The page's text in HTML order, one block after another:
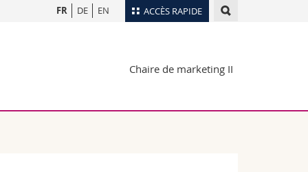
ACCÈS RAPIDE
Plan d'accès
Webmail
FR DE EN
Chaire de marketing II